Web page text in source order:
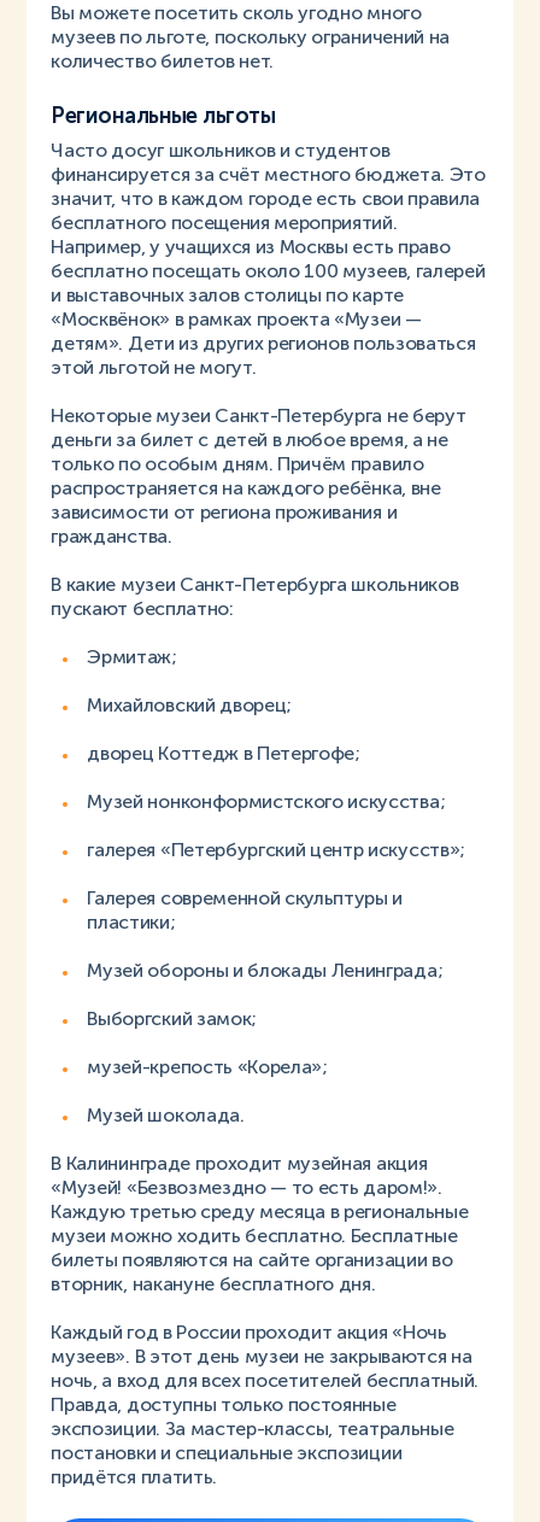
Вы можете посетить сколь угодно много
музеев по льготе, поскольку ограничений на
количество билетов нет.
Региональные льготы
Часто досуг школьников и студентов
финансируется за счёт местного бюджета. Это
значит, что в каждом городе есть свои правила
бесплатного посещения мероприятий.
Например, у учащихся из Москвы есть право
бесплатно посещать около 100 музеев, галерей
и выставочных залов столицы по карте
«Москвёнок» в рамках проекта «Музеи —
детям». Дети из других регионов пользоваться
этой льготой не могут.
Некоторые музеи Санкт-Петербурга не берут
деньги за билет с детей в любое время, а не
только по особым дням. Причём правило
распространяется на каждого ребёнка, вне
зависимости от региона проживания и
гражданства.
В какие музеи Санкт-Петербурга школьников
пускают бесплатно:
Эрмитаж;
Михайловский дворец;
дворец Коттедж в Петергофе;
Музей нонконформистского искусства;
галерея «Петербургский центр искусств»;
Галерея современной скульптуры и
пластики;
Музей обороны и блокады Ленинграда;
Выборгский замок;
музей-крепость «Корела»;
Музей шоколада.
В Калининграде проходит музейная акция
«Музей! «Безвозмездно — то есть даром!».
Каждую третью среду месяца в региональные
музеи можно ходить бесплатно. Бесплатные
билеты появляются на сайте организации во
вторник, накануне бесплатного дня.
Каждый год в России проходит акция «Ночь
музеев». В этот день музеи не закрываются на
ночь, а вход для всех посетителей бесплатный.
Правда, доступны только постоянные
экспозиции. За мастер-классы, театральные
постановки и специальные экспозиции
придётся платить.